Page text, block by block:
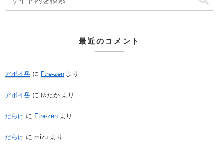
最近のコメント
アポイ岳 に Ftre-zen より
アポイ岳 に ゆたか より
だらけ に Ftre-zen より
だらけ に mizu より